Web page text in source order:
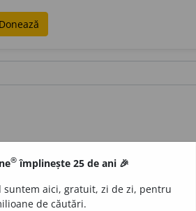
Donează
® împlinește 25 de ani 🎉
suntem aici, gratuit, zi de zi, pentru
de căutări.